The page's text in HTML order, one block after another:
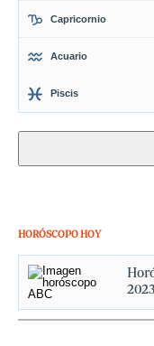
Capricornio
Acuario
Piscis
HORÓSCOPO HOY